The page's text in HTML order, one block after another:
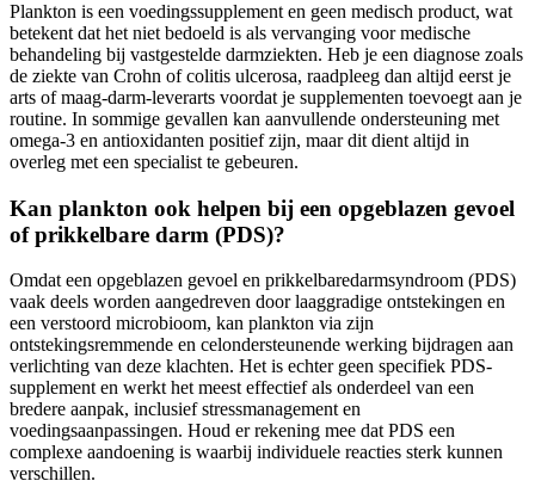
Plankton is een voedingssupplement en geen medisch product, wat
betekent dat het niet bedoeld is als vervanging voor medische
behandeling bij vastgestelde darmziekten. Heb je een diagnose zoals
de ziekte van Crohn of colitis ulcerosa, raadpleeg dan altijd eerst je
arts of maag-darm-leverarts voordat je supplementen toevoegt aan je
routine. In sommige gevallen kan aanvullende ondersteuning met
omega-3 en antioxidanten positief zijn, maar dit dient altijd in
overleg met een specialist te gebeuren.
Kan plankton ook helpen bij een opgeblazen gevoel
of prikkelbare darm (PDS)?
Omdat een opgeblazen gevoel en prikkelbaredarmsyndroom (PDS)
vaak deels worden aangedreven door laaggradige ontstekingen en
een verstoord microbioom, kan plankton via zijn
ontstekingsremmende en celondersteunende werking bijdragen aan
verlichting van deze klachten. Het is echter geen specifiek PDS-
supplement en werkt het meest effectief als onderdeel van een
bredere aanpak, inclusief stressmanagement en
voedingsaanpassingen. Houd er rekening mee dat PDS een
complexe aandoening is waarbij individuele reacties sterk kunnen
verschillen.